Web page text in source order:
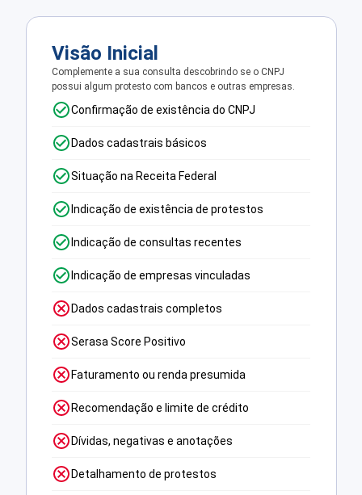
Visão Inicial
Complemente a sua consulta descobrindo se o CNPJ
possui algum protesto com bancos e outras empresas.
Confirmação de existência do CNPJ
Dados cadastrais básicos
Situação na Receita Federal
Indicação de existência de protestos
Indicação de consultas recentes
Indicação de empresas vinculadas
Dados cadastrais completos
Serasa Score Positivo
Faturamento ou renda presumida
Recomendação e limite de crédito
Dívidas, negativas e anotações
Detalhamento de protestos